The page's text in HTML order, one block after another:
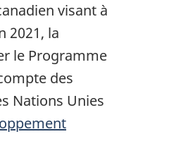
visant à
2021, la
le Programme
des
Nations Unies